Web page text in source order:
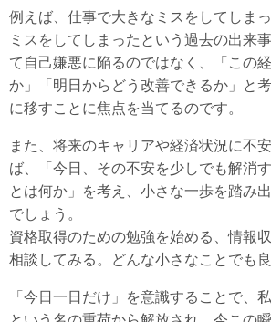
例えば、仕事で大きなミスをしてしまっ
ミスをしてしまったという過去の出来
て自己嫌悪に陥るのではなく、「この
か」「明日からどう改善できるか」と
に移すことに焦点を当てるのです。
また、将来のキャリアや経済状況に不
ば、「今日、その不安を少しでも解消
とは何か」を考え、小さな一歩を踏み
でしょう。
資格取得のための勉強を始める、情報
相談してみる。どんな小さなことでも良
「今日一日だけ」を意識することで、